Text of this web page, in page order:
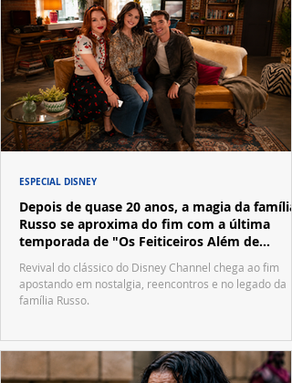
Depois de quase 20 anos, a magia da família
Russo se aproxima do fim com a última
temporada de "Os Feiticeiros Além de
Revival do clássico do Disney Channel chega ao fim
apostando em nostalgia, reencontros e no legado da
família Russo.
ESPECIAL DISNEY